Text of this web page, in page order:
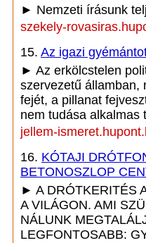
► Nemzeti írásunk
szekely-
15. Az igazi
► Az erkölcstelen
szervezetű államban,
fejét, a pillanat
nem tudása alkalmas
jellem-
16. KÓTAJI
BETONOSZLOP
► A DRÓTKERITÉS
A VILÁGON. AMI
NÁLUNK
LEGFONTOSABB: